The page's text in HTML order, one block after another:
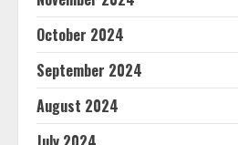
October 2024
September 2024
August 2024